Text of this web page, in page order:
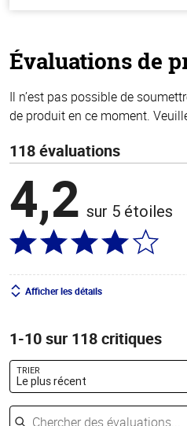
Évaluations de
Il n’est pas possible de
de produit en ce moment.
118 évaluations
4,2 sur 5 étoiles
Afficher les détails
1-10 sur 118 critiques
TRIER
Le plus récent
Chercher des évaluations